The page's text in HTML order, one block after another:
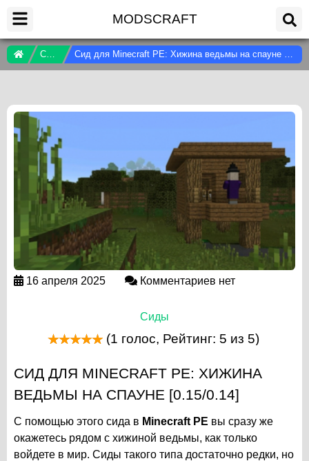
MODSCRAFT
Сиды Сид для Minecraft PE: Хижина ведьмы на спауне [0.15/0.14]
16 апреля 2025 Комментариев нет
Сиды
(1 голос, Рейтинг: 5 из 5)
СИД ДЛЯ MINECRAFT PE: ХИЖИНА
ВЕДЬМЫ НА СПАУНЕ [0.15/0.14]
С помощью этого сида в Minecraft PE вы сразу же
окажетесь рядом с хижиной ведьмы, как только
войдете в мир. Сиды такого типа достаточно редки, но